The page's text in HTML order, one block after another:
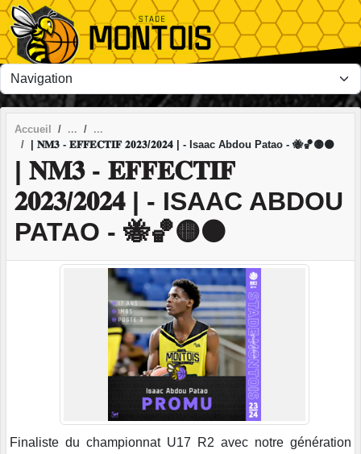
Accueil
| 𝐍𝐌𝟑 - 𝐄𝐅𝐅𝐄𝐂𝐓𝐈𝐅 𝟐𝟎𝟐𝟑/𝟐𝟎𝟐𝟒 | - Isaac Abdou Patao - 🐝🏀🟡⚫
| 𝐍𝐌𝟑 - 𝐄𝐅𝐅𝐄𝐂𝐓𝐈𝐅
𝟐𝟎𝟐𝟑/𝟐𝟎𝟐𝟒 | - ISAAC ABDOU
PATAO - 🐝🏀🟡⚫
Finaliste du championnat U17 R2 avec notre génération
Panneau de gestion des cookies